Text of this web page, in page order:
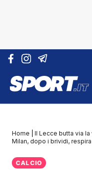
Vai al contenuto
Home
Il Lecce butta via
Milan, dopo i brividi, respira
CALCIO